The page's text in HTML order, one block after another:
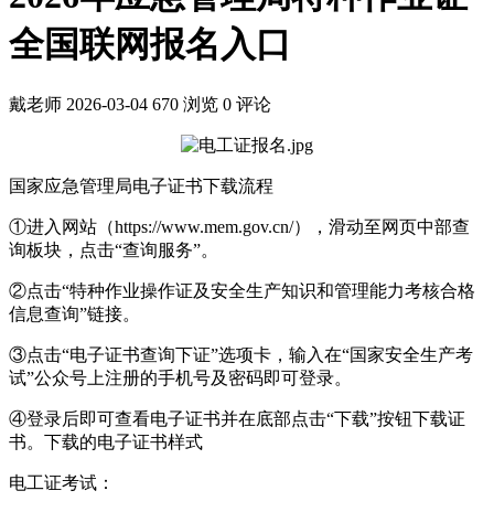
全国联网报名入口
戴老师 2026-03-04 670 浏览 0 评论
国家应急管理局电子证书下载流程
①进入网站（https://www.mem.gov.cn/），滑动至网页中部查
询板块，点击“查询服务”。
②点击“特种作业操作证及安全生产知识和管理能力考核合格
信息查询”链接。
③点击“电子证书查询下证”选项卡，输入在“国家安全生产考
试”公众号上注册的手机号及密码即可登录。
④登录后即可查看电子证书并在底部点击“下载”按钮下载证
书。下载的电子证书样式
电工证考试：